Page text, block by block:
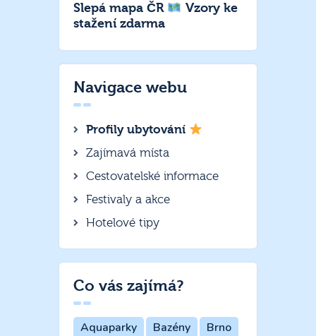
Slepá mapa ČR
Vzory ke
stažení zdarma
Navigace webu
Profily ubytování
Zajímavá místa
Cestovatelské informace
Festivaly a akce
Hotelové tipy
Co vás zajímá?
Aquaparky Bazény
Brno